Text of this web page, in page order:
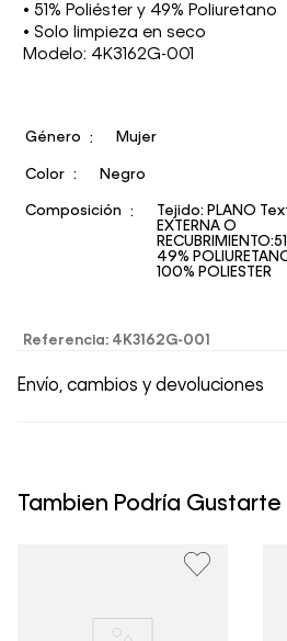
• 51% Poliéster y 49% Poliuretano
• Solo limpieza en seco
Modelo: 4K3162G-001
Género Mujer
Color Negro
Composición
Tejido: PLANO
EXTERNA O
49%
100% POLIESTER
Referencia: 4K3162G-001
Envío, cambios y devoluciones
un período de 30 días
clientes, no aceptamos
Tambien Podría Gustarte